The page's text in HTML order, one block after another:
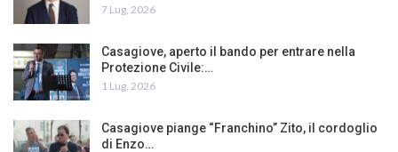
7 Lug, 2026
Casagiove, aperto il bando per entrare nella
Protezione Civile:…
1 Lug, 2026
Casagiove piange “Franchino” Zito, il cordoglio
di Enzo…